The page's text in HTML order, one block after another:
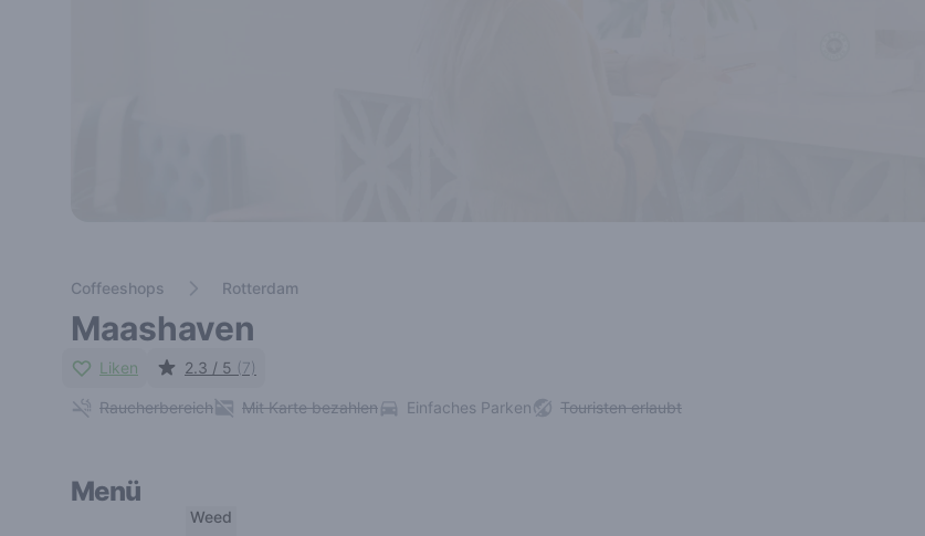
Coffeeshops Rotterdam
Maashaven
Liken 2.3 / 5 (7)
Raucherbereich Mit Karte bezahlen Einfaches Parken Touristen erlaubt
Menü
Weed